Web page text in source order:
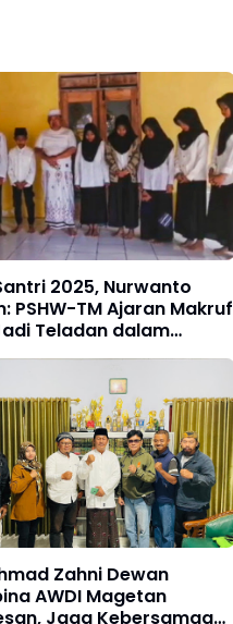
2025, Nurwanto
PSHW-TM Ajaran Makruf
Teladan dalam
Zahni Dewan
AWDI Magetan
Jaga Kebersamaan